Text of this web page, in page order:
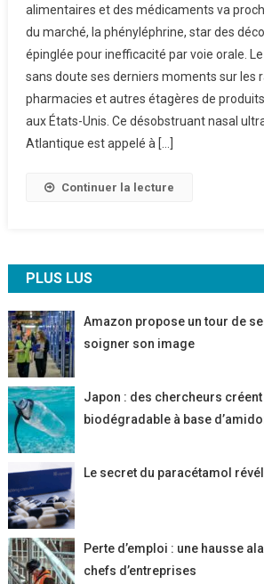
Unis,
Haro
Sur
Un
Décongestionnant
Majeur
alimentaires et des médicaments va
du marché, la phényléphrine, star des
épinglée pour inefficacité par voie orale.
sans doute ses derniers moments sur les
pharmacies et autres étagères de
aux États-Unis. Ce désobstruant nasal
Atlantique est appelé à […]
Continuer la lecture
PLUS LUS
Amazon propose un tour de
soigner son image
Japon : des chercheurs
biodégradable à base
Le secret du paracétamol
Perte d’emploi : une hausse
chefs d’entreprises